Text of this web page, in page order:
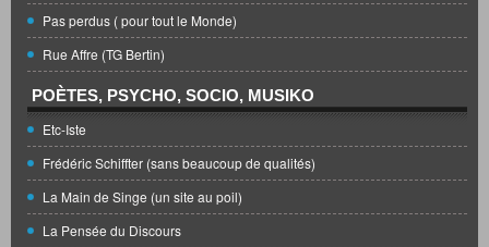
Pas perdus ( pour tout le Monde)
Rue Affre (TG Bertin)
POÈTES, PSYCHO, SOCIO, MUSIKO
Etc-Iste
Frédéric Schiffter (sans beaucoup de qualités)
La Main de Singe (un site au poil)
La Pensée du Discours